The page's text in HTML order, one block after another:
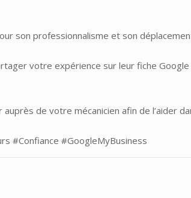
son professionnalisme et son
votre expérience sur leur fiche Google
de votre mécanicien afin de l’aider
#Confiance #GoogleMyBusiness